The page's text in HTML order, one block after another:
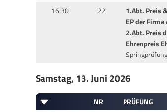
16:30 22
1.Abt. Preis
EP der
2.Abt. Preis
Ehrenpreis
Samstag, 13. Juni 2026
NR PRÜFUNG